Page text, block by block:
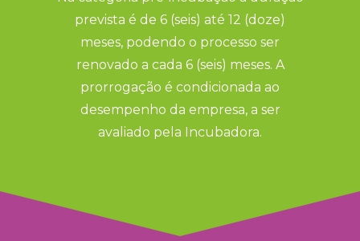
prevista é de 6 (seis) até 12 (doze)
meses, podendo o processo ser
renovado a cada 6 (seis) meses. A
prorrogação é condicionada ao
desempenho da empresa, a ser
avaliado pela Incubadora.